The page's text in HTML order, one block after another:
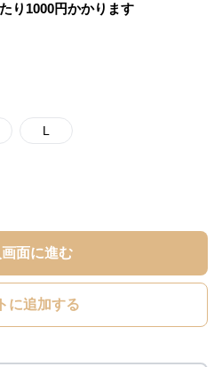
り 1000円かかります
L
画面に進む
に追加する